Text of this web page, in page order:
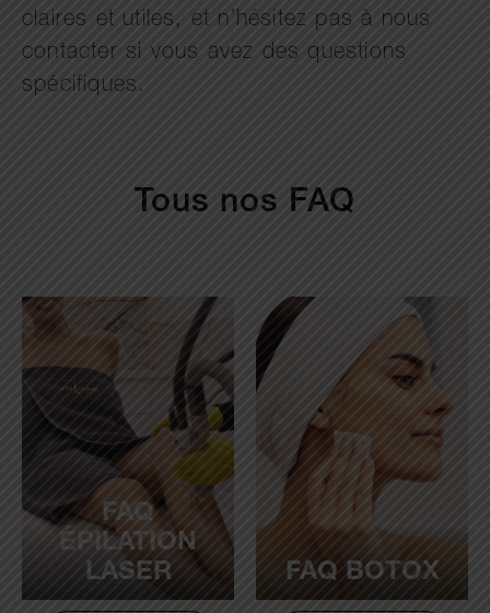
claires et utiles, et n’hésitez pas à nous
contacter si vous avez des questions
spécifiques.
Tous nos FAQ
FAQ
ÉPILATION
LASER
FAQ BOTOX